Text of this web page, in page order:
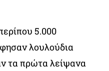
5.000
λουλούδια
τα πρώτα λείψανα